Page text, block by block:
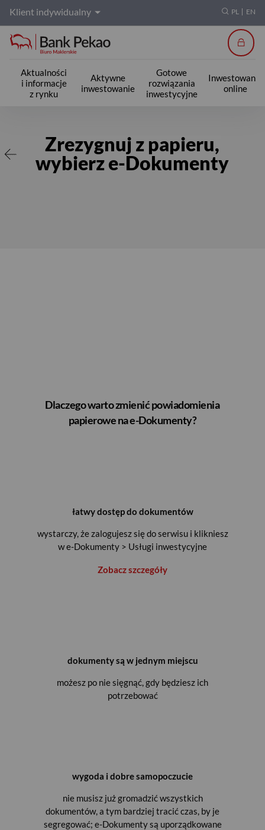
Klient indywidualny PL EN
Aktualności
i informacje
z rynku
Aktywne
inwestowanie
Gotowe
rozwiązania
inwestycyjne
Inwestowanie
online
Zrezygnuj z papieru,
wybierz e-Dokumenty
Dlaczego warto zmienić powiadomienia
papierowe na e-Dokumenty?
łatwy dostęp do dokumentów
wystarczy, że zalogujesz się do serwisu i klikniesz
w e-Dokumenty > Usługi inwestycyjne
Zobacz szczegóły
dokumenty są w jednym miejscu
możesz po nie sięgnąć, gdy będziesz ich
potrzebować
wygoda i dobre samopoczucie
nie musisz już gromadzić wszystkich
dokumentów, a tym bardziej tracić czas, by je
segregować; e-Dokumenty są uporządkowane